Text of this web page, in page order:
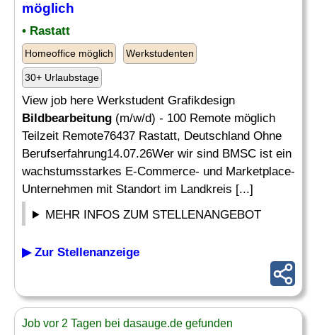
möglich
• Rastatt
Homeoffice möglich Werkstudenten
30+ Urlaubstage
View job here Werkstudent Grafikdesign
Bildbearbeitung (m/w/d) - 100 Remote möglich
Teilzeit Remote76437 Rastatt, Deutschland Ohne
Berufserfahrung14.07.26Wer wir sind BMSC ist ein
wachstumsstarkes E-Commerce- und Marketplace-
Unternehmen mit Standort im Landkreis [...]
MEHR INFOS ZUM STELLENANGEBOT
▶ Zur Stellenanzeige
Job vor 2 Tagen bei dasauge.de gefunden